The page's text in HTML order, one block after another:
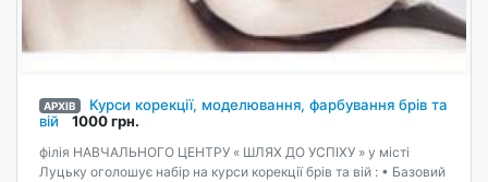
АРХІВ
Курси корекції, моделювання, фарбування брів та
вій
1000 грн.
філія НАВЧАЛЬНОГО ЦЕНТРУ « ШЛЯХ ДО УСПІХУ » у місті
Луцьку оголошує набір на курси корекції брів та вій : • Базовий